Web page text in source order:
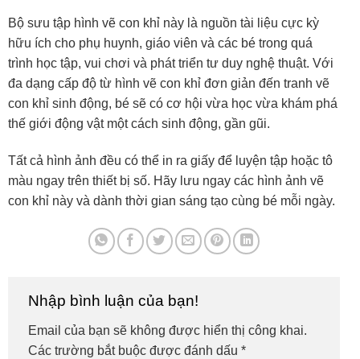
Bộ sưu tập hình vẽ con khỉ này là nguồn tài liệu cực kỳ
hữu ích cho phụ huynh, giáo viên và các bé trong quá
trình học tập, vui chơi và phát triển tư duy nghệ thuật. Với
đa dạng cấp độ từ hình vẽ con khỉ đơn giản đến tranh vẽ
con khỉ sinh động, bé sẽ có cơ hội vừa học vừa khám phá
thế giới động vật một cách sinh động, gần gũi.
Tất cả hình ảnh đều có thể in ra giấy để luyện tập hoặc tô
màu ngay trên thiết bị số. Hãy lưu ngay các hình ảnh vẽ
con khỉ này và dành thời gian sáng tạo cùng bé mỗi ngày.
Nhập bình luận của bạn!
Email của bạn sẽ không được hiển thị công khai.
Các trường bắt buộc được đánh dấu *